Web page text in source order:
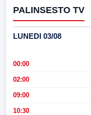
PALINSESTO TV
LUNEDI 03/08
00:00
02:00
09:00
10:30